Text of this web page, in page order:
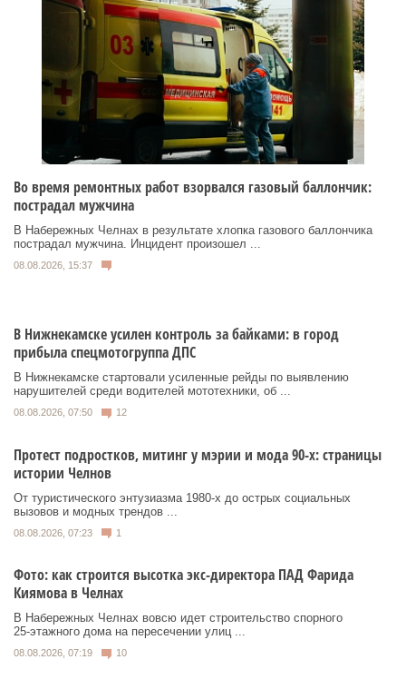
Во время ремонтных работ взорвался газовый баллончик:
пострадал мужчина
В Набережных Челнах в результате хлопка газового баллончика
пострадал мужчина. Инцидент произошел ...
08.08.2026, 15:37
В Нижнекамске усилен контроль за байками: в город
прибыла спецмотогруппа ДПС
В Нижнекамске стартовали усиленные рейды по выявлению
нарушителей среди водителей мототехники, об ...
08.08.2026, 07:50 12
Протест подростков, митинг у мэрии и мода 90-х: страницы
истории Челнов
От туристического энтузиазма 1980‑х до острых социальных
вызовов и модных трендов ...
08.08.2026, 07:23 1
Фото: как строится высотка экс-директора ПАД Фарида
Киямова в Челнах
В Набережных Челнах вовсю идет строительство спорного
25‑этажного дома на пересечении улиц ...
08.08.2026, 07:19 10